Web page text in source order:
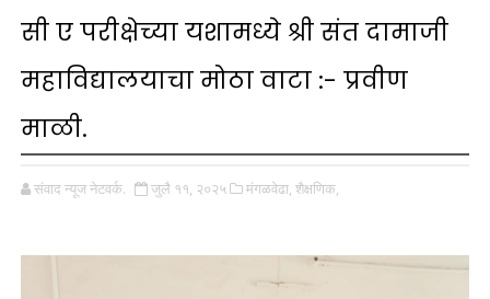
सी ए परीक्षेच्या यशामध्ये श्री संत दामाजी
महाविद्यालयाचा मोठा वाटा :- प्रवीण
माळी.
संवाद न्यूज नेटवर्क. जुलै ११, २०२५ मंगळवेढा, शैक्षणिक,